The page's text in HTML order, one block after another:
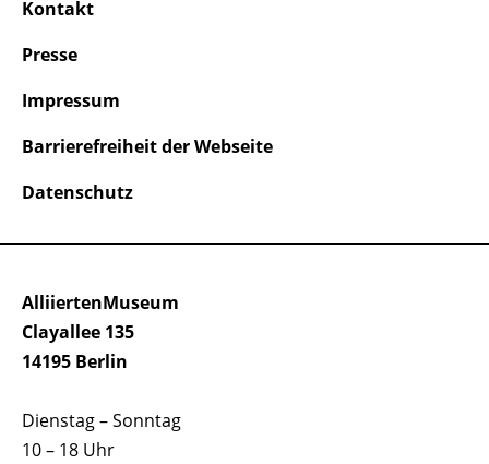
AlliiertenMuseum
Clayallee 135
14195 Berlin
Dienstag – Sonntag
10 – 18 Uhr
Kontakt
Presse
Impressum
Barrierefreiheit der Webseite
Datenschutz